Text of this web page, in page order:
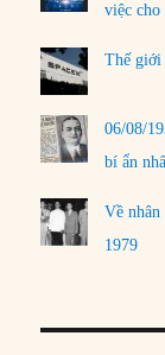
việc cho
Thế giới
06/08/
bí ẩn
Về
1979